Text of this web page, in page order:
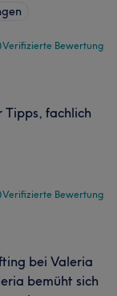
Verifizierte Bewertung
Tipps, fachlich
Verifizierte Bewertung
bei Valeria
bemüht sich